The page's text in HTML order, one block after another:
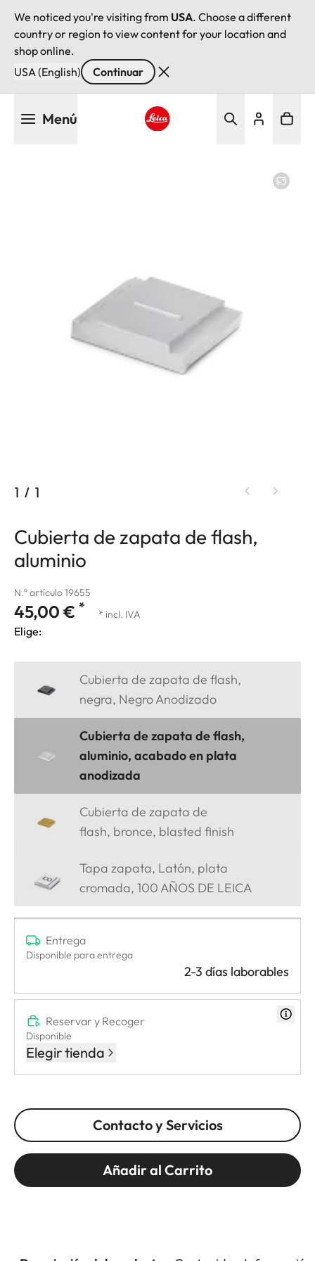
We noticed you're visiting from USA. Choose a different
country or region to view content for your location and
shop online.
USA (English)
Continuar
Menú
1 / 1
Cubierta de zapata de flash,
aluminio
N.º artículo 19655
45,00 € * * incl. IVA
Elige:
Cubierta de zapata de flash,
negra, Negro Anodizado
Cubierta de zapata de flash,
aluminio, acabado en plata
anodizada
Cubierta de zapata de
flash, bronce, blasted finish
Tapa zapata, Latón, plata
cromada, 100 AÑOS DE LEICA
Entrega
Disponible para entrega
2-3 días laborables
Reservar y Recoger
Disponible
Elegir tienda
Contacto y Servicios
Añadir al Carrito